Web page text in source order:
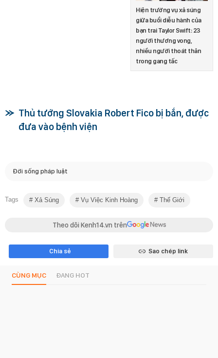
Hiện trường vụ xả súng
giữa buổi diễu hành của
bạn trai Taylor Swift: 23
người thương vong,
nhiều người thoát thân
trong gang tấc
Thủ tướng Slovakia Robert Fico bị bắn, được
đưa vào bệnh viện
Đời sống pháp luật
Tags Xả Súng Vụ Việc Kinh Hoàng Thế Giới
Theo dõi Kenh14.vn trên
Chia sẻ Sao chép link
CÙNG MỤC ĐANG HOT